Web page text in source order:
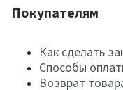
Покупателям
Как сделать
Способы
Возврат